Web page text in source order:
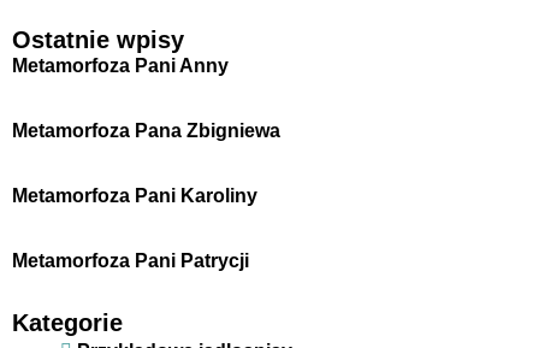
Ostatnie wpisy
Metamorfoza Pani Anny
Metamorfoza Pana Zbigniewa
Metamorfoza Pani Karoliny
Metamorfoza Pani Patrycji
Kategorie